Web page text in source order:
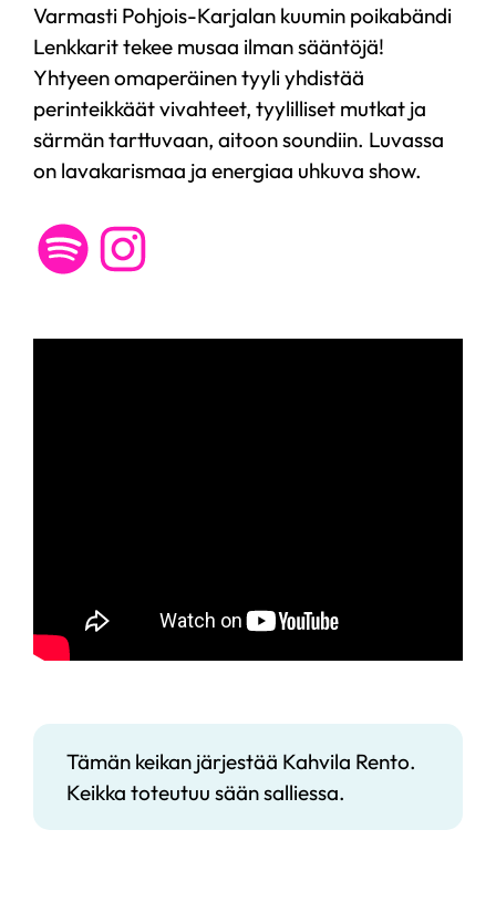
Varmasti Pohjois-Karjalan kuumin poikabändi
Lenkkarit tekee musaa ilman sääntöjä!
Yhtyeen omaperäinen tyyli yhdistää
perinteikkäät vivahteet, tyylilliset mutkat ja
särmän tarttuvaan, aitoon soundiin. Luvassa
on lavakarismaa ja energiaa uhkuva show.
Tämän keikan järjestää Kahvila Rento.
Keikka toteutuu sään salliessa.